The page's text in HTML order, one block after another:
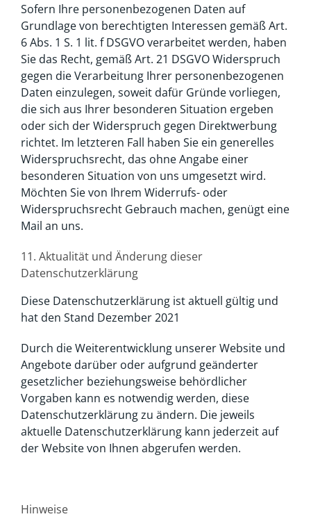
Sofern Ihre personenbezogenen Daten auf
Grundlage von berechtigten Interessen gemäß Art.
6 Abs. 1 S. 1 lit. f DSGVO verarbeitet werden, haben
Sie das Recht, gemäß Art. 21 DSGVO Widerspruch
gegen die Verarbeitung Ihrer personenbezogenen
Daten einzulegen, soweit dafür Gründe vorliegen,
die sich aus Ihrer besonderen Situation ergeben
oder sich der Widerspruch gegen Direktwerbung
richtet. Im letzteren Fall haben Sie ein generelles
Widerspruchsrecht, das ohne Angabe einer
besonderen Situation von uns umgesetzt wird.
Möchten Sie von Ihrem Widerrufs- oder
Widerspruchsrecht Gebrauch machen, genügt eine
Mail an uns.
11. Aktualität und Änderung dieser
Datenschutzerklärung
Diese Datenschutzerklärung ist aktuell gültig und
hat den Stand Dezember 2021
Durch die Weiterentwicklung unserer Website und
Angebote darüber oder aufgrund geänderter
gesetzlicher beziehungsweise behördlicher
Vorgaben kann es notwendig werden, diese
Datenschutzerklärung zu ändern. Die jeweils
aktuelle Datenschutzerklärung kann jederzeit auf
der Website von Ihnen abgerufen werden.
Hinweise